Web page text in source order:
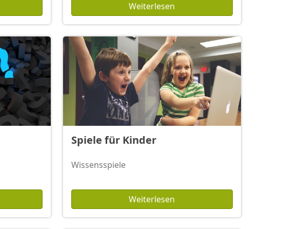
Weiterlesen
Spiele für Kinder
Wissensspiele
Weiterlesen